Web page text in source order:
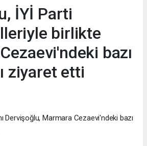
İYİ Parti
birlikte
bazı
ziyaret etti
Dervişoğlu, Marmara Cezaevi'ndeki bazı